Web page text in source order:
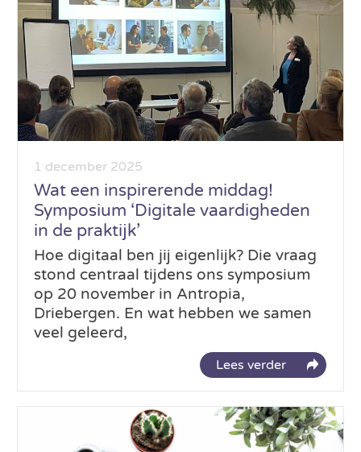
1 december 2025
Wat een inspirerende middag!
Symposium ‘Digitale vaardigheden
in de praktijk’
Hoe digitaal ben jij eigenlijk? Die vraag
stond centraal tijdens ons symposium
op 20 november in Antropia,
Driebergen. En wat hebben we samen
veel geleerd,
Lees verder